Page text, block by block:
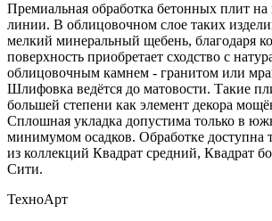
Премиальная обработка бетонных плит
линии. В облицовочном слое таких
мелкий минеральный щебень, благодаря
поверхность приобретает сходство с
облицовочным камнем - гранитом или
Шлифовка ведётся до матовости. Такие
большей степени как элемент декора
Сплошная укладка допустима только в
минимумом осадков. Обработке доступна
из коллекций Квадрат средний, Квадрат
Сити.
ТехноАрт